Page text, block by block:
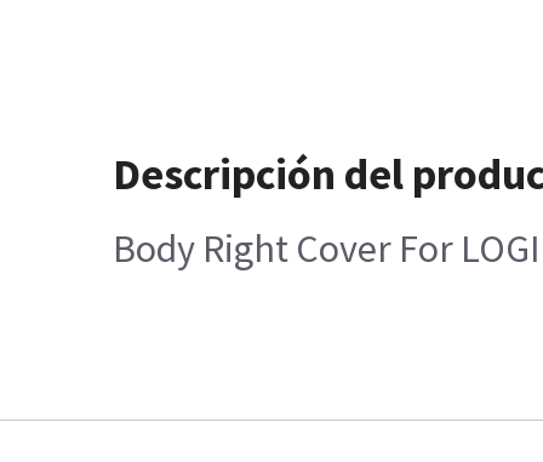
Descripción del
Body Right Cover For